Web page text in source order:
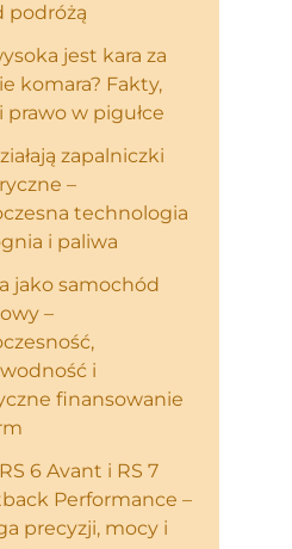
podróżą
jest kara za
komara? Fakty,
prawo w pigułce
zapalniczki
–
technologia
i paliwa
jako samochód
–
i
finansowanie
6 Avant i RS 7
Performance –
precyzji, mocy i